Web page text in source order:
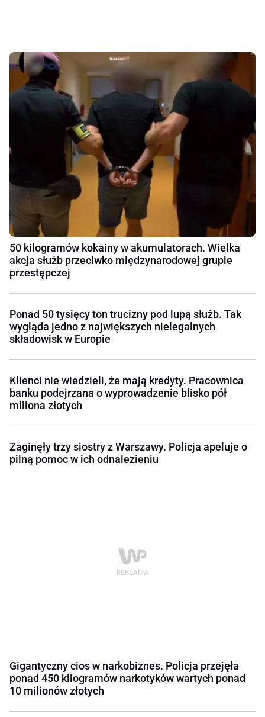
50 kilogramów kokainy w akumulatorach. Wielka
akcja służb przeciwko międzynarodowej grupie
przestępczej
Ponad 50 tysięcy ton trucizny pod lupą służb. Tak
wygląda jedno z największych nielegalnych
składowisk w Europie
Klienci nie wiedzieli, że mają kredyty. Pracownica
banku podejrzana o wyprowadzenie blisko pół
miliona złotych
Zaginęły trzy siostry z Warszawy. Policja apeluje o
pilną pomoc w ich odnalezieniu
Gigantyczny cios w narkobiznes. Policja przejęła
ponad 450 kilogramów narkotyków wartych ponad
10 milionów złotych